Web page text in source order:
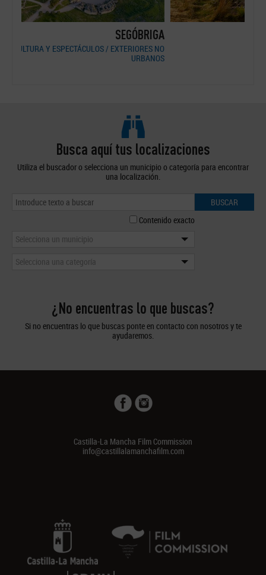
HAYEDO TEJERA NEGRA
EXTERIORES NO URBANOS
Busca aquí tus localizaciones
Utiliza el buscador o selecciona un municipio o categoría para encontrar
una localización.
BUSCAR
Contenido exacto
Selecciona un municipio
Selecciona una categoría
¿No encuentras lo que buscas?
Si no encuentras lo que buscas ponte en contacto con nosotros y te
ayudaremos.
Castilla-La Mancha Film Commission
info@castillalamanchafilm.com